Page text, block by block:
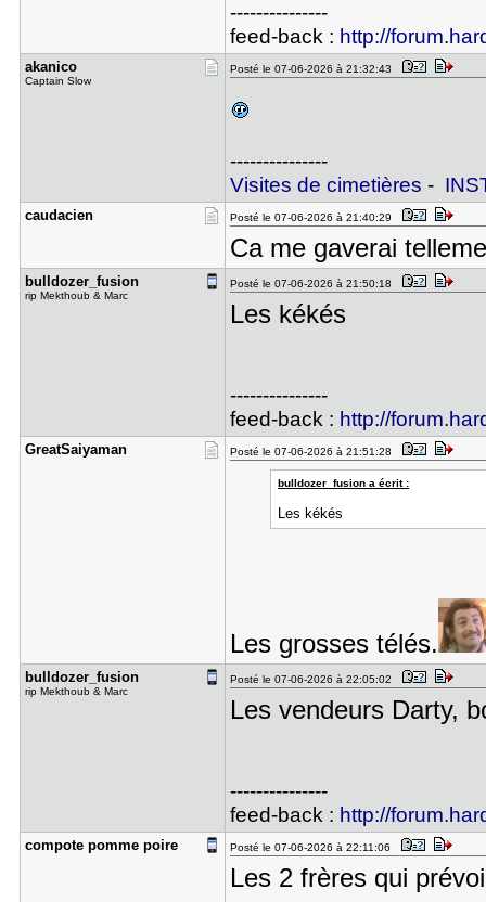
---------------
feed-back : http://
akanico
Captain Slow
Posté le 07-06-2026 à 21:32:43
---------------
Visites de cimetières -
caudacien Posté le 07-06-2026 à 21:40:29
Ca me gaverai
bulldozer_​fusion
rip Mekthoub & Marc
Posté le 07-06-2026 à 21:50:18
Les kékés
---------------
feed-back : http://
GreatSaiya​man Posté le 07-06-2026 à 21:51:28
bulldozer_fusion a écrit :
Les kékés
Les grosses télés.
bulldozer_​fusion
rip Mekthoub & Marc
Posté le 07-06-2026 à 22:05:02
Les vendeurs Darty,
---------------
feed-back : http://
compote po​mme poire Posté le 07-06-2026 à 22:11:06
Les 2 frères qui